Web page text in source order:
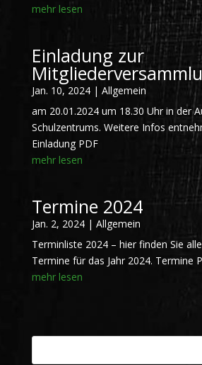
mehr lesen
Einladung zur
Jan. 10, 2024| Allgemein
am 20.01.2024 um 18.30 Uhr in der
Schulzentrums. Weitere Infos
Einladung PDF
mehr lesen
Termine 2024
Jan. 2, 2024| Allgemein
Terminliste 2024 – hier finden Sie
Termine für das Jahr 2024. Termine
mehr lesen